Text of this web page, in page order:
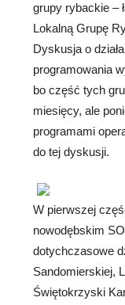
grupy rybackie –
Lokalną Grupę
Dyskusja o
programowania
bo część tych
miesięcy, ale
programami
do tej dyskusji.
W pierwszej
nowodębskim
dotychczasowe
Sandomierskiej,
Świętokrzyski